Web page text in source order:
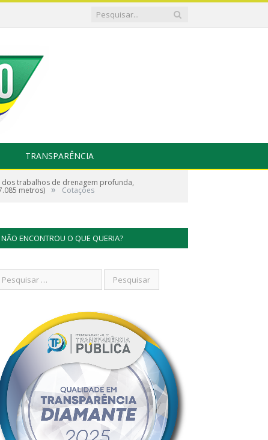
TRANSPARÊNCIA
dos trabalhos de drenagem profunda,
metros) » Cotações
NÃO ENCONTROU O QUE QUERIA?